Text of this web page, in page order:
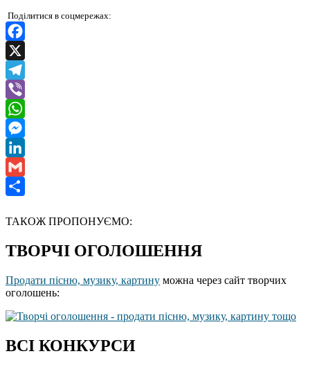
Поділитися в соцмережах:
Facebook
X
Telegram
Viber
WhatsApp
Messenger
LinkedIn
Gmail
ТАКОЖ ПРОПОНУЄМО:
ТВОРЧІ ОГОЛОШЕННЯ
Продати пісню, музику, картину можна через сайт творчих
оголошень:
ВСІ КОНКУРСИ